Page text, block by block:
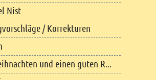
Nist
/ Korrekturen
und einen guten R...